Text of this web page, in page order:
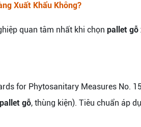
Xuất Khẩu Không?
quan tâm nhất khi chọn pallet gỗ
for Phytosanitary Measures No.
pallet gỗ, thùng kiện). Tiêu chuẩn áp